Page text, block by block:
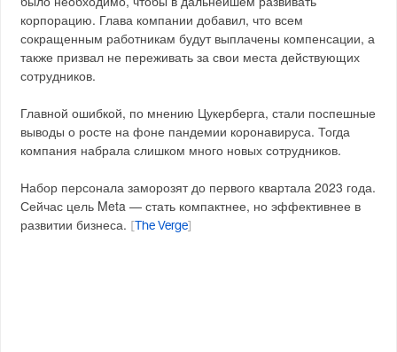
корпорацию. Глава компании добавил, что всем
сокращенным работникам будут выплачены компенсации, а
также призвал не переживать за свои места действующих
сотрудников.
Главной ошибкой, по мнению Цукерберга, стали поспешные
выводы о росте на фоне пандемии коронавируса. Тогда
компания набрала слишком много новых сотрудников.
Набор персонала заморозят до первого квартала 2023 года.
Сейчас цель Meta — стать компактнее, но эффективнее в
развитии бизнеса.
The Verge